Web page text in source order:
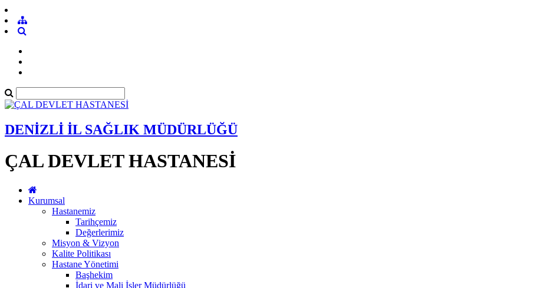
DENİZLİ İL SAĞLIK MÜDÜRLÜĞÜ
ÇAL DEVLET HASTANESİ
Kurumsal
Hastanemiz
Tarihçemiz
Değerlerimiz
Misyon & Vizyon
Kalite Politikası
Hastane Yönetimi
Başhekim
İdari ve Mali İşler Müdürlüğü